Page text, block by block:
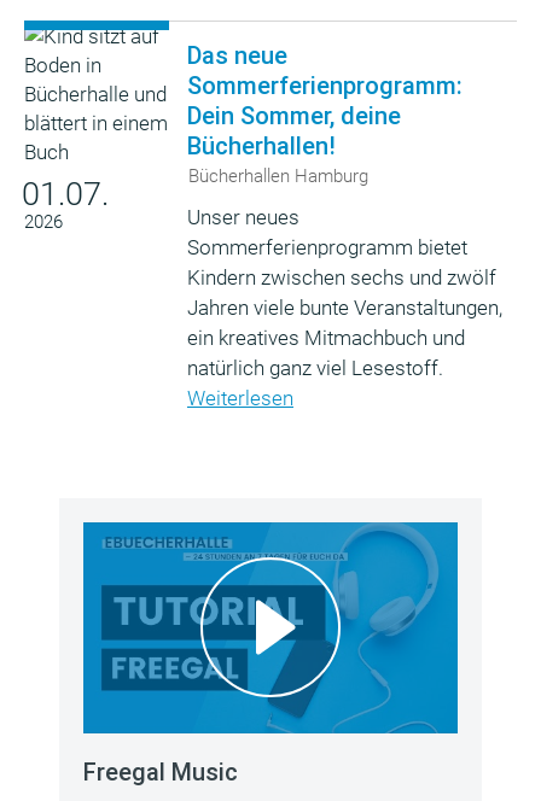
01.07.
2026
Das neue
Sommerferienprogramm:
Dein Sommer, deine
Bücherhallen!
Bücherhallen Hamburg
Unser neues
Sommerferienprogramm bietet
Kindern zwischen sechs und zwölf
Jahren viele bunte Veranstaltungen,
ein kreatives Mitmachbuch und
natürlich ganz viel Lesestoff.
Weiterlesen
Freegal Music